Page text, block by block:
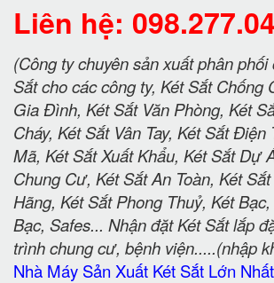
Liên hệ:
(Công ty chuyên sản xuất phân phối
Sắt cho các công ty, Két Sắt Chống
Gia Đình, Két Sắt Văn Phòng, Két
Cháy, Két Sắt Vân Tay, Két Sắt
Mã, Két Sắt Xuất Khẩu, Két Sắt Dự
Chung Cư, Két Sắt An Toàn, Két
Hãng, Két Sắt Phong Thuỷ, Két
Bạc, Safes... Nhận đặt Két Sắt lắp
trình chung cư, bệnh viện.....(nhập
Nhà Máy Sản Xuất Két Sắt Lớn